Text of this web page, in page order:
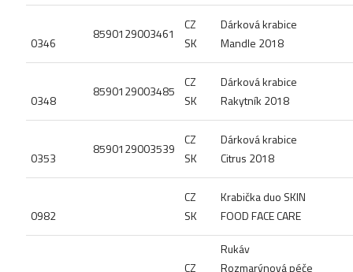
0346
8590129003461
CZ
SK
Dárková krabice
Mandle 2018
0348
8590129003485
CZ
SK
Dárková krabice
Rakytník 2018
0353
8590129003539
CZ
SK
Dárková krabice
Citrus 2018
0982
CZ
SK
Krabička duo SKIN
FOOD FACE CARE
CZ
Rukáv
Rozmarýnová péče